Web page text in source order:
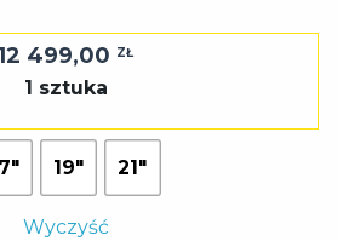
499,00 ZŁ
1 sztuka
19" 21"
Wyczyść